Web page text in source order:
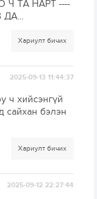
ТА НАРТ ----
ДА...
Хариулт бичих
2025-09-13 11:44:37
ч хийсэнгүй
сайхан бэлэн
Хариулт бичих
2025-09-12 22:27:44